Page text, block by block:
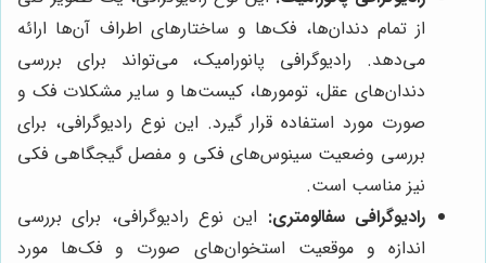
از تمام دندان‌ها، فک‌ها و ساختارهای اطراف آن‌ها ارائه
می‌دهد. رادیوگرافی پانورامیک، می‌تواند برای بررسی
دندان‌های عقل، تومورها، کیست‌ها و سایر مشکلات فک و
صورت مورد استفاده قرار گیرد. این نوع رادیوگرافی، برای
بررسی وضعیت سینوس‌های فکی و مفصل گیجگاهی فکی
نیز مناسب است.
رادیوگرافی سفالومتری: این نوع رادیوگرافی، برای بررسی
اندازه و موقعیت استخوان‌های صورت و فک‌ها مورد